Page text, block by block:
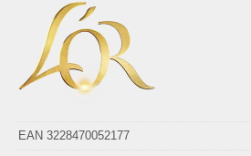
EAN 3228470052177